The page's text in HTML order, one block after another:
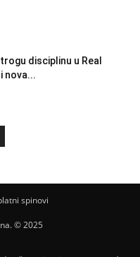
disciplinu u Real
nova...
spinovi
© 2025